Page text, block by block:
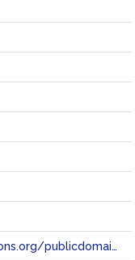
https://creativecommons.org/publicdomain/zero/1.0/